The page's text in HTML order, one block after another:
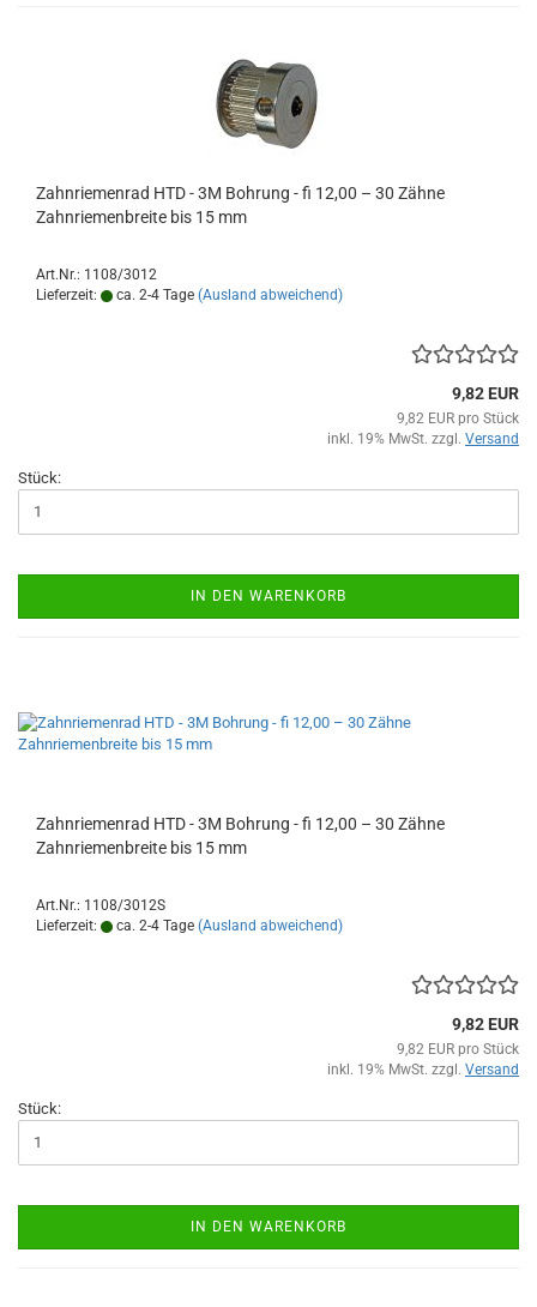
Zahnriemenrad HTD - 3M Bohrung - fi 12,00 – 30 Zähne
Zahnriemenbreite bis 15 mm
Art.Nr.: 1108/3012
Lieferzeit:
ca. 2-4 Tage (Ausland abweichend)
9,82 EUR
9,82 EUR pro Stück
inkl. 19% MwSt. zzgl. Versand
Stück:
IN DEN WARENKORB
Zahnriemenrad HTD - 3M Bohrung - fi 12,00 – 30 Zähne
Zahnriemenbreite bis 15 mm
Art.Nr.: 1108/3012S
Lieferzeit:
ca. 2-4 Tage (Ausland abweichend)
9,82 EUR
9,82 EUR pro Stück
inkl. 19% MwSt. zzgl. Versand
Stück:
IN DEN WARENKORB